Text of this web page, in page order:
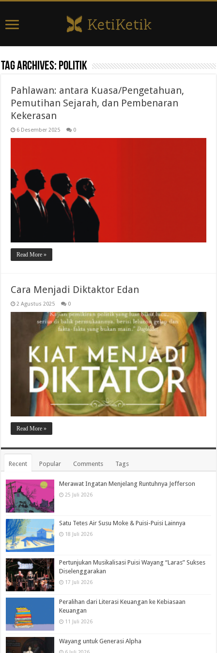
Tag Archives: politik
Pahlawan: antara Kuasa/Pengetahuan,
Pemutihan Sejarah, dan Pembenaran
Kekerasan
6 Desember 2025 0
Read More »
Cara Menjadi Diktaktor Edan
2 Agustus 2025 0
Read More »
Recent Popular Comments Tags
Merawat Ingatan Menjelang Runtuhnya Jefferson
25 Juli 2026
Satu Tetes Air Susu Moke & Puisi-Puisi Lainnya
18 Juli 2026
Pertunjukan Musikalisasi Puisi Wayang “Laras” Sukses
Diselenggarakan
17 Juli 2026
Peralihan dari Literasi Keuangan ke Kebiasaan
Keuangan
11 Juli 2026
Wayang untuk Generasi Alpha